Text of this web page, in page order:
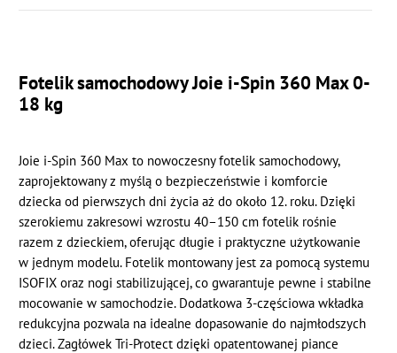
Fotelik samochodowy Joie i-Spin 360 Max 0-
18 kg
Joie i-Spin 360 Max to nowoczesny fotelik samochodowy,
zaprojektowany z myślą o bezpieczeństwie i komforcie
dziecka od pierwszych dni życia aż do około 12. roku. Dzięki
szerokiemu zakresowi wzrostu 40–150 cm fotelik rośnie
razem z dzieckiem, oferując długie i praktyczne użytkowanie
w jednym modelu. Fotelik montowany jest za pomocą systemu
ISOFIX oraz nogi stabilizującej, co gwarantuje pewne i stabilne
mocowanie w samochodzie. Dodatkowa 3-częściowa wkładka
redukcyjna pozwala na idealne dopasowanie do najmłodszych
dzieci. Zagłówek Tri-Protect dzięki opatentowanej piance